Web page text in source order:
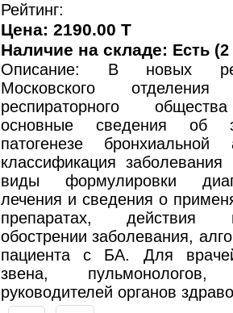
Рейтинг:
Цена: 2190.00 T
Наличие на складе: Есть
Описание: В новых
Московского отделения
респираторного
основные сведения об
патогенезе
классификация
виды формулировки
лечения и сведения о
препаратах,
обострении заболевания,
пациента с БА. Для
звена, пульмонологов,
руководителей органов